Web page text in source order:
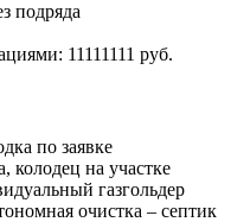
подряда
11111111 руб.
по заявке
колодец на участке
газгольдер
очистка – септик